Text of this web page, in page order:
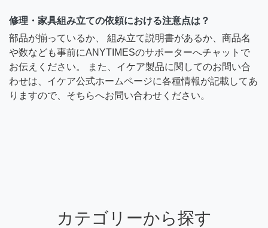
修理・家具組み立ての依頼における注意点は？
部品が揃っているか、 組み立て説明書があるか、商品名
や数なども事前にANYTIMESのサポーターへチャットで
お伝えください。 また、イケア製品に関してのお問い合
わせは、イケア公式ホームページに各種情報が記載してあ
りますので、そちらへお問い合わせください。
カテゴリーから探す